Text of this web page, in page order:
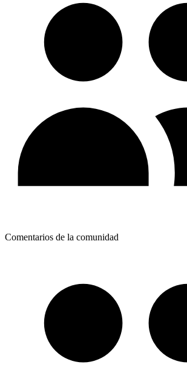
Comentarios de la comunidad